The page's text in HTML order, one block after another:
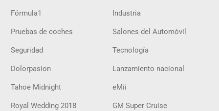
Fórmula1 Industria
Pruebas de coches Salones del Automóvil
Seguridad Tecnología
Dolorpasion Lanzamiento nacional
Tahoe Midnight eMii
Royal Wedding 2018 GM Super Cruise